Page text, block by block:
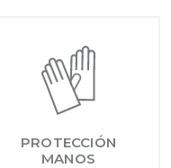
PROTECCIÓN
MANOS